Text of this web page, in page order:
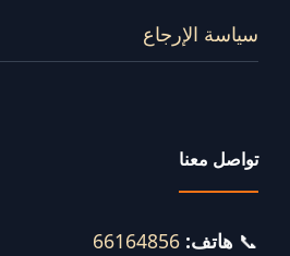
سياسة الإرجاع
تواصل معنا
📞 هاتف: 66164856